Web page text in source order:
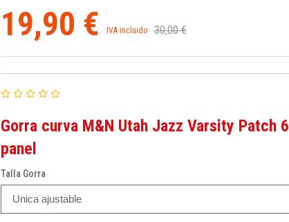
19,90 € IVA incluido 30,00 €
Gorra curva M&N Utah Jazz Varsity Patch 6
panel
Talla Gorra